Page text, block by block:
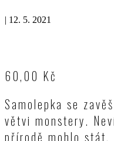
12. 5. 2021
60,00 Kč
Samolepka se
větvi monstery.
přírodě mohlo